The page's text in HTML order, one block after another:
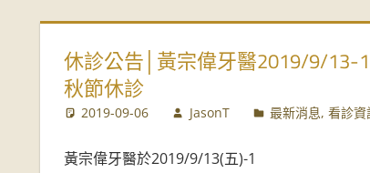
休診公告│黃宗偉牙醫2019/9/13-
秋節休診
2019-09-06 JasonT 最新消息,看診資
黃宗偉牙醫於2019/9/13(五)-1